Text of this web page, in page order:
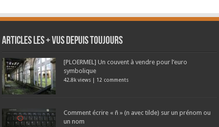
Articles les + vus depuis toujours
[PLOERMEL] Un couvent à vendre pour l’euro
symbolique
42.8k views | 12 comments
Comment écrire « ñ » (n avec tilde) sur un prénom ou
un nom